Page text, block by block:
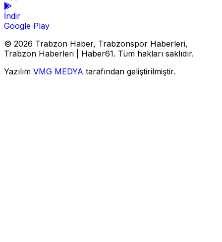
İndir
Google Play
© 2026 Trabzon Haber, Trabzonspor Haberleri,
Trabzon Haberleri | Haber61. Tüm hakları saklıdır.
Yazılım VMG MEDYA tarafından geliştirilmiştir.